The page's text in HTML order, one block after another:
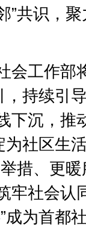
”共识，
工作部
，持续引
下沉，推
为社区生
措、更
牢社会认
成为首都